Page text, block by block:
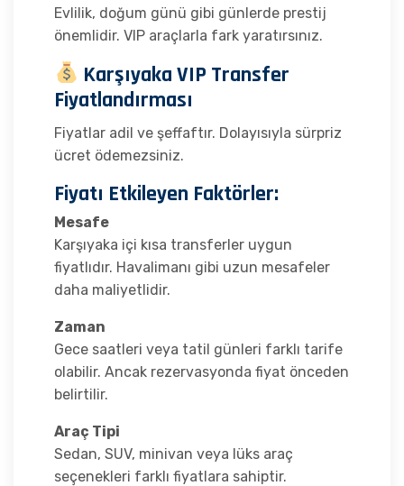
Evlilik, doğum günü gibi günlerde prestij
önemlidir. VIP araçlarla fark yaratırsınız.
Karşıyaka VIP Transfer
Fiyatlandırması
Fiyatlar adil ve şeffaftır. Dolayısıyla sürpriz
ücret ödemezsiniz.
Fiyatı Etkileyen Faktörler:
Mesafe
Karşıyaka içi kısa transferler uygun
fiyatlıdır. Havalimanı gibi uzun mesafeler
daha maliyetlidir.
Zaman
Gece saatleri veya tatil günleri farklı tarife
olabilir. Ancak rezervasyonda fiyat önceden
belirtilir.
Araç Tipi
Sedan, SUV, minivan veya lüks araç
seçenekleri farklı fiyatlara sahiptir.